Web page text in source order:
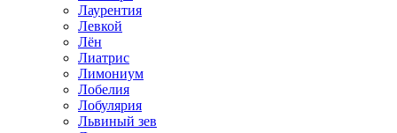
Лаурентия
Левкой
Лён
Лиатрис
Лимониум
Лобелия
Лобулярия
Львиный зев